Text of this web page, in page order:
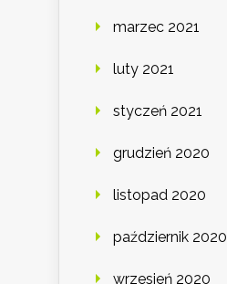
marzec 2021
luty 2021
styczeń 2021
grudzień 2020
listopad 2020
październik 2020
wrzesień 2020